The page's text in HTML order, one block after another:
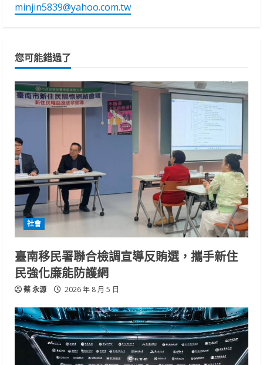
minjin5839@yahoo.com.tw
您可能錯過了
社會
臺南移民署聯合檢調宣導反賄選，攜手新住
民強化廉能防護網
蔡 永源 2026 年 8 月 5 日